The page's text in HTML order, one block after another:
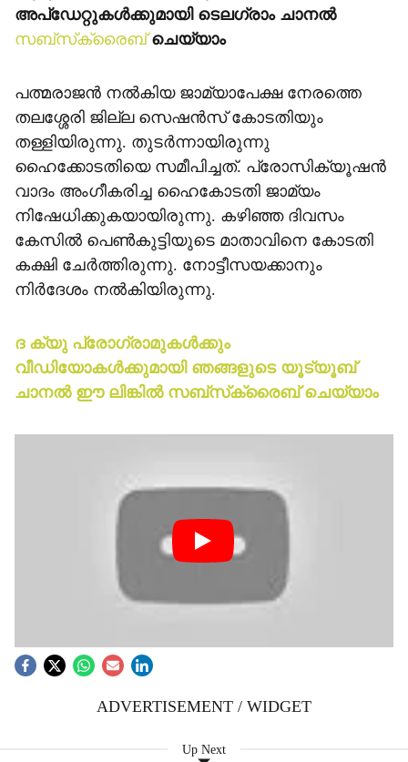
അപ്‌ഡേറ്റുകള്‍ക്കുമായി ടെലഗ്രാം ചാനല്‍
സബ്‌സ്‌ക്രൈബ് ചെയ്യാം
പത്മരാജന്‍ നല്‍കിയ ജാമ്യാപേക്ഷ നേരത്തെ
തലശ്ശേരി ജില്ല സെഷന്‍സ് കോടതിയും
തള്ളിയിരുന്നു. തുടര്‍ന്നായിരുന്നു
ഹൈക്കോടതിയെ സമീപിച്ചത്. പ്രോസിക്യൂഷന്‍
വാദം അംഗീകരിച്ച ഹൈകോടതി ജാമ്യം
നിഷേധിക്കുകയായിരുന്നു. കഴിഞ്ഞ ദിവസം
കേസില്‍ പെണ്‍കുട്ടിയുടെ മാതാവിനെ കോടതി
കക്ഷി ചേര്‍ത്തിരുന്നു. നോട്ടീസയക്കാനും
നിര്‍ദേശം നല്‍കിയിരുന്നു.
ദ ക്യു പ്രോഗ്രാമുകള്‍ക്കും
വീഡിയോകള്‍ക്കുമായി ഞങ്ങളുടെ യൂട്യൂബ്
ചാനല്‍ ഈ ലിങ്കില്‍ സബ്‌സ്‌ക്രൈബ് ചെയ്യാം
ADVERTISEMENT / WIDGET
Up Next